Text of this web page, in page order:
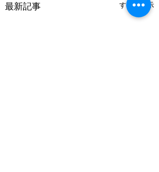
最新記事 すべて表示